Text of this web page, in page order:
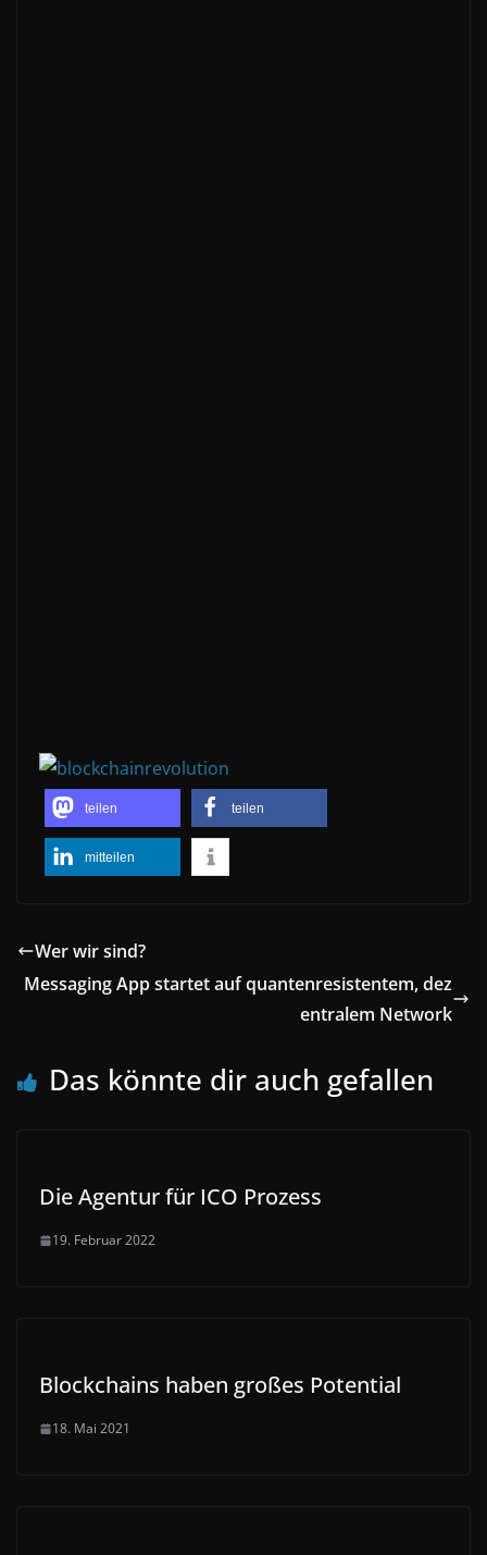
teilen teilen
mitteilen
Wer wir sind?
Messaging App startet auf quantenresistentem, dez
entralem Network
Das könnte dir auch gefallen
Die Agentur für ICO Prozess
19. Februar 2022
Blockchains haben großes Potential
18. Mai 2021